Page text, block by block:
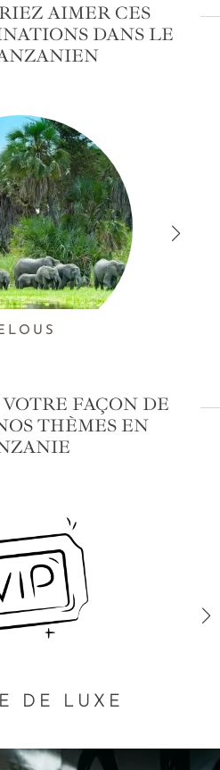
AIMER CES
DANS LE
FAÇON DE
THÈMES EN
DE LUXE